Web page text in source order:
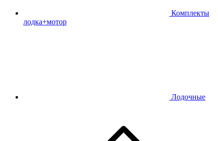
Комплекты
лодка+мотор
Лодочные